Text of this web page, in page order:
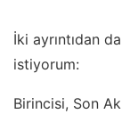
İki ayrıntıdan
istiyorum:
Birincisi, Son